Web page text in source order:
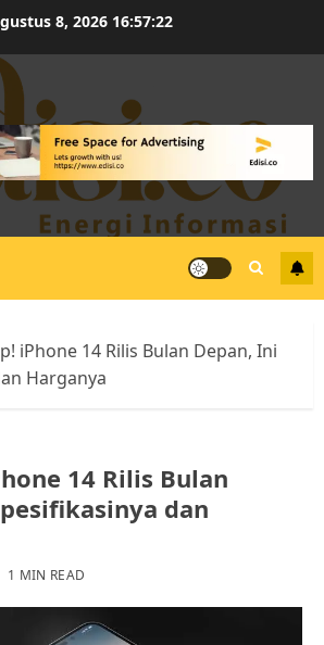
8, 2026 16:57:23
iPhone 14 Rilis Bulan Depan, Ini
Harganya
14 Rilis Bulan
dan
1 MIN READ